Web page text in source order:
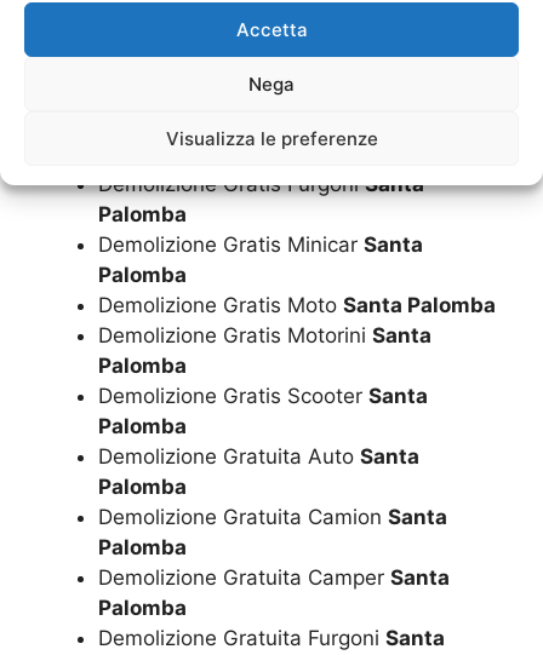
Accetta
Nega
Visualizza le preferenze
Demolizione Gratis Auto
Demolizione Gratis CamionSanta
Demolizione Gratis FurgoniSanta
Palomba
Demolizione Gratis Minicar Santa
Palomba
Demolizione Gratis Moto Santa Palomba
Demolizione Gratis Motorini Santa
Palomba
Demolizione Gratis Scooter Santa
Palomba
Demolizione Gratuita Auto Santa
Palomba
Demolizione Gratuita Camion Santa
Palomba
Demolizione Gratuita Camper Santa
Palomba
Demolizione Gratuita Furgoni Santa